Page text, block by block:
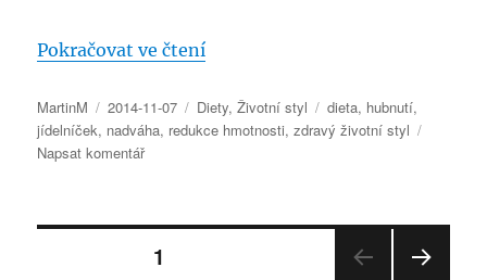
Pokračovat ve čtení„Hubnoucí jídelníček na jeden
Autor:
MartinM Publikováno:
2014-11-07 Rubriky:
Diety,Životní styl Štítky:
dieta, hubnutí,
jídelníček, nadváha, redukce hmotnosti,zdravý životní styl
Napsat komentářpro
názvem
jídelníček
Stránkování
1